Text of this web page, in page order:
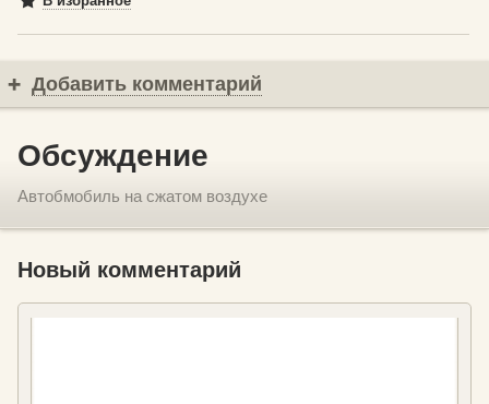
Добавить комментарий
Обсуждение
Автобмобиль на сжатом воздухе
Новый комментарий